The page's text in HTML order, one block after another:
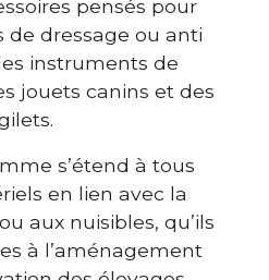
pensés pour
de dressage ou anti
instruments de
jouets canins et des
s’étend à tous
en lien avec la
aux nuisibles, qu’ils
à l’aménagement